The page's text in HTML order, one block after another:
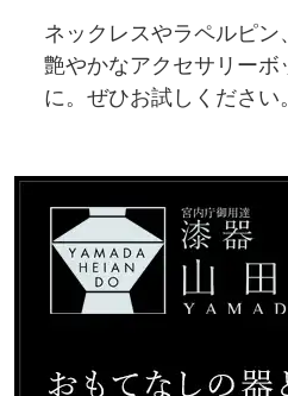
ネックレスやラペルピ
艶やかなアクセサリー
に。ぜひお試しください